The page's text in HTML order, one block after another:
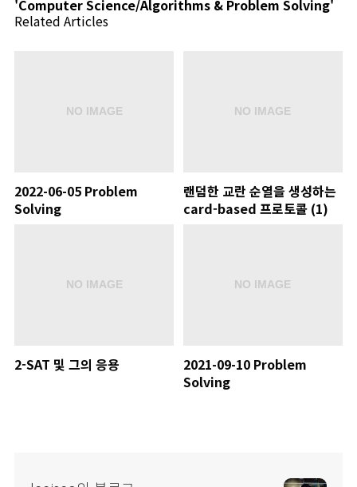
'Computer Science/Algorithms & Problem Solving'
Related Articles
2022-06-05 Problem
Solving
랜덤한 교란 순열을 생성하는
card-based 프로토콜 (1)
2-SAT 및 그의 응용
2021-09-10 Problem
Solving